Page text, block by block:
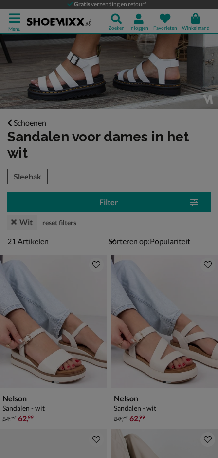
Gratisverzending en retour*
Menu Zoeken Inloggen Favorieten Winkelmand
Schoenen
Sandalen voor dames in het
wit
over
Sleehak
Filter
Wit reset filters
21 artikelen
21 Artikelen Sorteren op:
Nelson
Sandalen - wit
van € 89,99 voor € 62,99
89,99 62,99
Nelson
Sandalen - wit
van € 89,99 voor € 62,99
89,99 62,99